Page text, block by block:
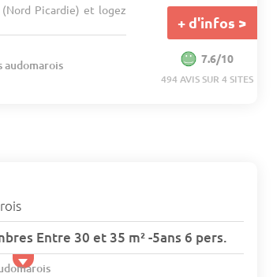
(Nord Picardie) et logez
audomarois
+ d'infos >
7.6/10
494 AVIS SUR 4 SITES
Entre 30 et 35 m² -5ans 6 pers.